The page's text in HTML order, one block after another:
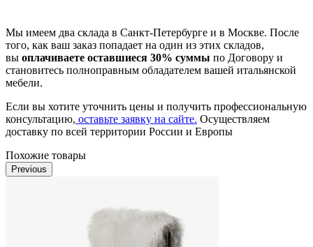
Мы имеем два склада в Санкт-Петербурге и в Москве. После
того, как ваш заказ попадает на один из этих складов,
вы оплачиваете оставшиеся 30% суммы по Договору и
становитесь полноправным обладателем вашей итальянской
мебели.
Если вы хотите уточнить цены и получить профессиональную
консультацию, оставьте заявку на сайте. Осуществляем
доставку по всей территории России и Европы
Похожие товары
Previous